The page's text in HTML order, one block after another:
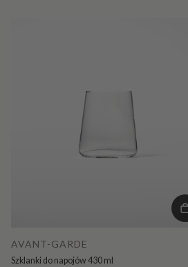
AVANT-GARDE
Szklanki do napojów 430 ml